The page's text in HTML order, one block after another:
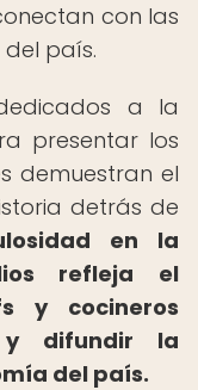
con las
país.
a la
presentar los
demuestran el
detrás de
en la
refleja el
y cocineros
y difundir la
del país.